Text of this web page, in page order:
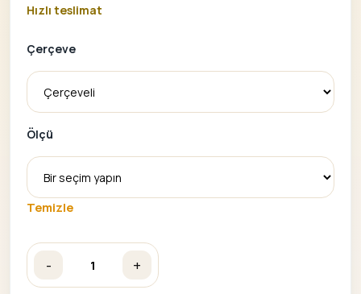
Hızlı teslimat
Çerçeve
Ölçü
Temizle
-
Ren Nehrinde Yıldızlı Geceler Sayılarla Boyama Seti adet
+